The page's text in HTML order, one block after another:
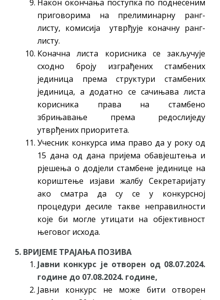
Након окончања поступка по поднесеним
приговорима на прелиминарну ранг-
листу, комисија утврђује коначну ранг-
листу.
Коначна листа корисника се закључује
сходно броју изграђених стамбених
јединица према структури стамбених
јединица, а додатно се сачињава листа
корисника права на стамбено
збрињавање према редослиједу
утврђених приоритета.
Учесник конкурса има право да у року од
15 дана од дана пријема обавјештења и
рјешења о додјели стамбене јединице на
кориштење изјави жалбу Секретаријату
ако сматра да су се у конкурсној
процедури десиле такве неправилности
које би могле утицати на објективност
његовог исхода.
5. ВРИЈЕМЕ ТРАЈАЊА ПОЗИВА
Јавни конкурс је отворен од 08.07.2024.
године до 07.08.2024. године,
Јавни конкурс не може бити отворен